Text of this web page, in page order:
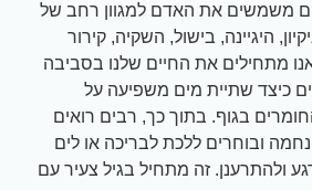
משמשים את האדם למגוון רחב של
היגיינה, בישול, השקיה, קירור
מתחילים את החיים שלנו בסביבה
כיצד שתיית מים משפיעה על
בגוף. בתוך כך, רבים רואים
ובוחרים ללכת לבריכה או לים
ולהתרענן. זה מתחיל בגיל צעיר עם